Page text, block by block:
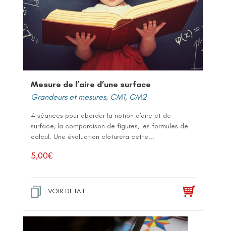
Mesure de l’aire d’une surface
Grandeurs et mesures, CM1, CM2
4 séances pour aborder la notion d'aire et de
surface, la comparaison de figures, les formules de
calcul. Une évaluation cloturera cette...
5,00€
VOIR DETAIL